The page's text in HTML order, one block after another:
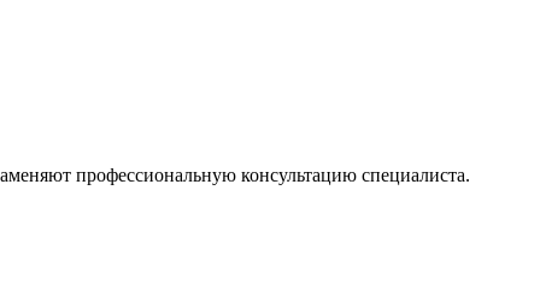
профессиональную консультацию специалиста.